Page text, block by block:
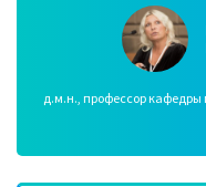
д.м.н., профессор